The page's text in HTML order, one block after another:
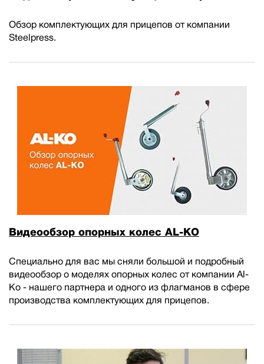
Обзор комплектующих для прицепов от компании
Steelpress.
Видеообзор опорных колес AL-KO
Специально для вас мы сняли большой и подробный
видеообзор о моделях опорных колес от компании Al-
Ko - нашего партнера и одного из флагманов в сфере
производства комплектующих для прицепов.